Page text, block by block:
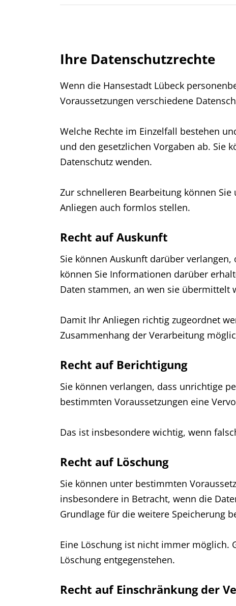
Ihre Datenschutzrechte
Wenn die Hansestadt Lübeck
Voraussetzungen verschiedene
Welche Rechte im Einzelfall bestehen
und den gesetzlichen Vorgaben ab. Sie
Datenschutz wenden.
Zur schnelleren Bearbeitung können
Anliegen auch formlos stellen.
Recht auf Auskunft
Sie können Auskunft darüber
können Sie Informationen darüber
Daten stammen, an wen sie übermittelt
Damit Ihr Anliegen richtig zugeordnet
Zusammenhang der Verarbeitung
Recht auf Berichtigung
Sie können verlangen, dass unrichtige
bestimmten Voraussetzungen eine
Das ist insbesondere wichtig, wenn
Recht auf Löschung
Sie können unter bestimmten
insbesondere in Betracht, wenn die
Grundlage für die weitere Speicherung
Eine Löschung ist nicht immer möglich.
Löschung entgegenstehen.
Recht auf Einschränkung der